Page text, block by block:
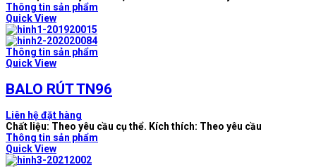
Thông tin sản phẩm
Quick View
Thông tin sản phẩm
Quick View
BALO RÚT TN96
Liên hệ đặt hàng
Chất liệu: Theo yêu cầu cụ thể. Kích thích: Theo yêu cầu
Thông tin sản phẩm
Quick View